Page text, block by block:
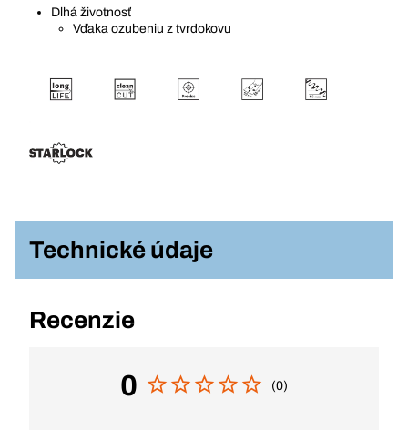
Dlhá životnosť
Vďaka ozubeniu z tvrdokovu
Technické údaje
Recenzie
0 (0)